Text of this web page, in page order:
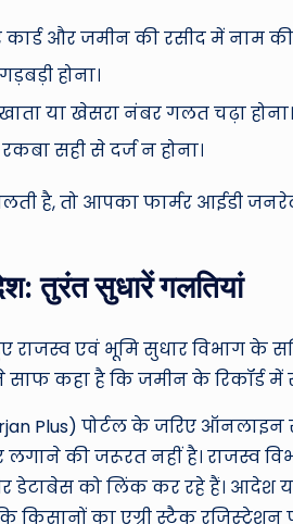
और जमीन की रसीद में नाम
होना।
या खेसरा नंबर गलत चढ़ा होना।
सही से दर्ज न होना।
है, तो आपका फार्मर आईडी
तुरंत सुधारें गलतियां
राजस्व एवं भूमि सुधार विभाग के
साफ कहा है कि जमीन के रिकॉर्ड
Plus) पोर्टल के जरिए
की जरूरत नहीं है। राजस्व
डेटाबेस को लिंक कर रहे हैं। आदेश
किसानों का एग्री स्टैक रजिस्ट्रेशन